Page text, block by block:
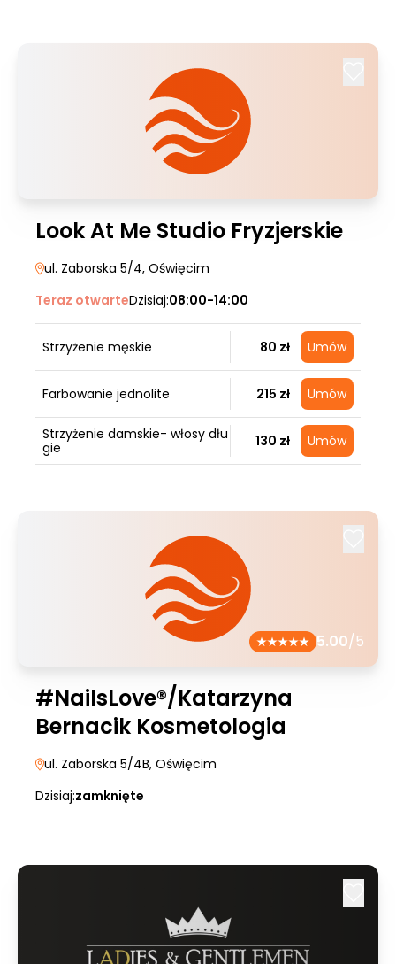
Look At Me Studio Fryzjerskie
ul. Zaborska 5/4, Oświęcim
Teraz otwarteDzisiaj:08:00-14:00
Strzyżenie męskie 80 zł Umów
Farbowanie jednolite 215 zł Umów
Strzyżenie damskie- włosy dłu
gie
130 zł Umów
5.00/5
#NailsLove®/Katarzyna
Bernacik Kosmetologia
ul. Zaborska 5/4B, Oświęcim
Dzisiaj:zamknięte